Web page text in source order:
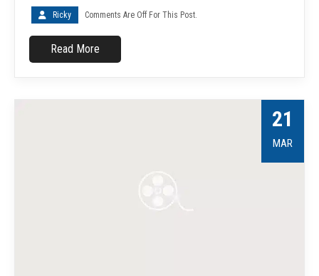
Ricky Comments Are Off For This Post.
Read More
21
MAR